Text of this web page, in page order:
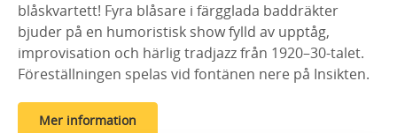
blåskvartett! Fyra blåsare i färgglada baddräkter
bjuder på en humoristisk show fylld av upptåg,
improvisation och härlig tradjazz från 1920–30-talet.
Föreställningen spelas vid fontänen nere på Insikten.
Mer information